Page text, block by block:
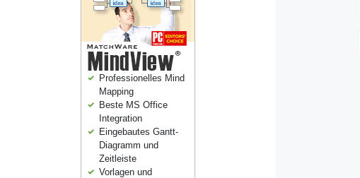
Professionelles Mind
Mapping
Beste MS Office
Integration
Eingebautes Gantt-
Diagramm und
Zeitleiste
Vorlagen und